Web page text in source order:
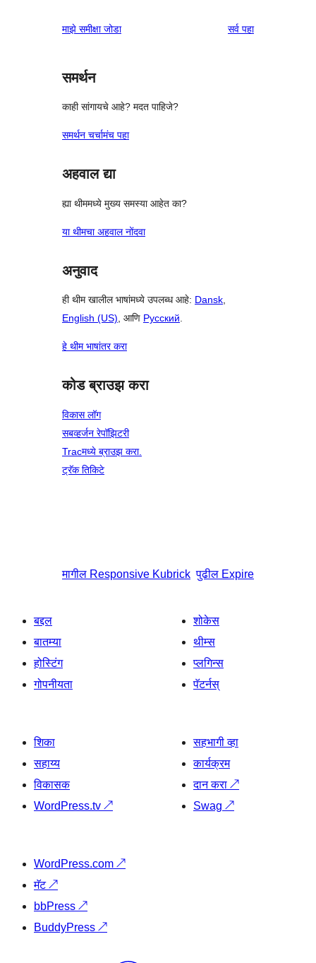
परीक्षणे
तारांकित
माझे समीक्षा जोडा सर्वपुनरावलोकने
पहा
समर्थन
काही सांगायचे आहे? मदत पाहिजे?
समर्थन चर्चामंच पहा
अहवाल द्या
ह्या थीममध्ये मुख्य समस्या आहेत का?
या थीमचा अहवाल नोंदवा
अनुवाद
ही थीम खालील भाषांमध्ये उपलब्ध आहे: Dansk,
English (US), आणि Русский.
हे थीम भाषांतर करा
कोड ब्राउझ करा
विकास लॉग
सबव्हर्जन रेपॉझिटरी
Tracमध्ये ब्राउझ करा.
ट्रॅक तिकिटे
मागील Responsive Kubrick पुढील Expire
बद्दल
बातम्या
होस्टिंग
गोपनीयता
शोकेस
थीम्स
प्लगिन्स
पॅटर्नस्
शिका
सहाय्य
विकासक
WordPress.tv ↗
सहभागी व्हा
कार्यक्रम
दान करा ↗
Swag ↗
WordPress.com ↗
मॅट↗
bbPress ↗
BuddyPress ↗